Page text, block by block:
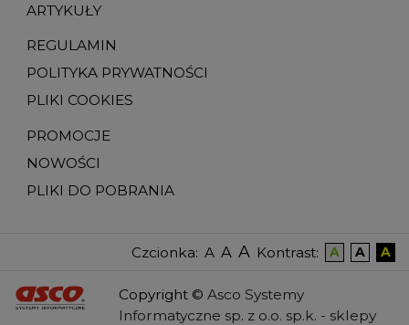
ARTYKUŁY
REGULAMIN
POLITYKA PRYWATNOŚCI
PLIKI COOKIES
PROMOCJE
NOWOŚCI
PLIKI DO POBRANIA
Czcionka: A A A Kontrast: A A A
Copyright © Asco Systemy
Informatyczne sp. z o.o. sp.k. - sklepy